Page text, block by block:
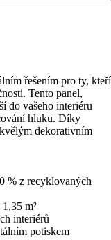
řešením pro ty, kteří
Tento panel,
do vašeho interiéru
hluku. Díky
dekorativním
% z recyklovaných
m²
interiérů
potiskem